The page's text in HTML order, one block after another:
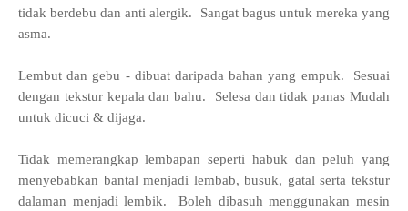
tidak berdebu dan anti alergik. Sangat bagus untuk mereka yang
asma.
Lembut dan gebu - dibuat daripada bahan yang empuk. Sesuai
dengan tekstur kepala dan bahu. Selesa dan tidak panas Mudah
untuk dicuci & dijaga.
Tidak memerangkap lembapan seperti habuk dan peluh yang
menyebabkan bantal menjadi lembab, busuk, gatal serta tekstur
dalaman menjadi lembik. Boleh dibasuh menggunakan mesin